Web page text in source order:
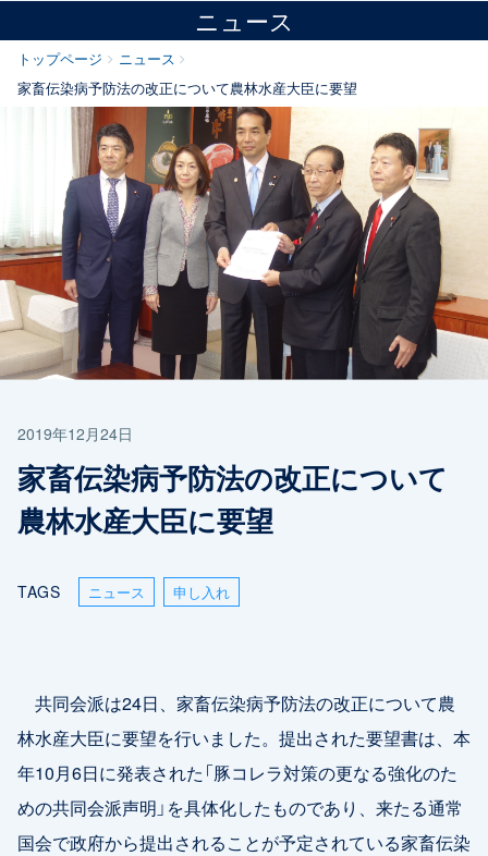
ニュース
トップページ
ニュース
家畜伝染病予防法の改正について農林水産大臣に要望
2019年12月24日
家畜伝染病予防法の改正について
農林水産大臣に要望
TAGS ニュース 申し入れ
共同会派は24日、家畜伝染病予防法の改正について農
林水産大臣に要望を行いました。提出された要望書は、本
年10月6日に発表された「豚コレラ対策の更なる強化のた
めの共同会派声明」を具体化したものであり、来たる通常
国会で政府から提出されることが予定されている家畜伝染